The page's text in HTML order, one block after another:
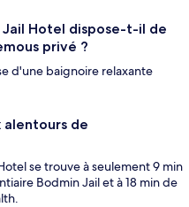
Jail Hotel dispose-t-il de
privé ?
d'une baignoire relaxante
de
se trouve à seulement 9 min
Bodmin Jail et à 18 min de